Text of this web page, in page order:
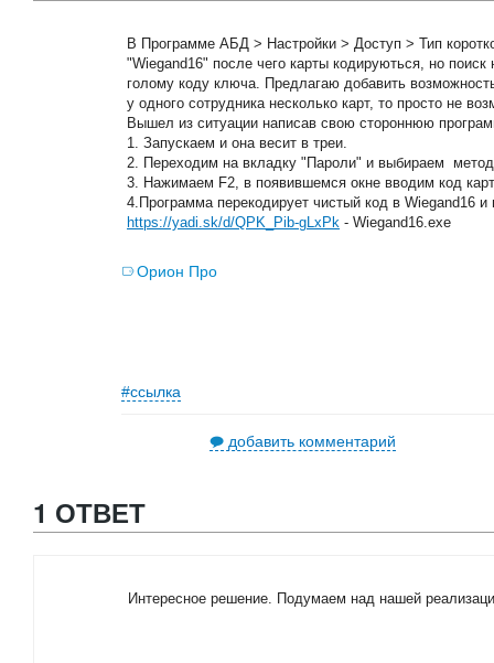
В Программе АБД > Настройки > Доступ > Тип
"Wiegand16" после чего карты кодируються, но
голому коду ключа. Предлагаю добавить
у одного сотрудника несколько карт, то просто не
Вышел из ситуации написав свою стороннюю
1. Запускаем и она весит в треи.
2. Переходим на вкладку "Пароли" и выбираем
3. Нажимаем F2, в появившемся окне вводим код
4.Программа перекодирует чистый код в Wiegand16 и
https://yadi.sk/d/QPK_Pib-gLxPk - Wiegand16.exe
Орион Про
#ссылка
добавить комментарий
1 ОТВЕТ
Интересное решение. Подумаем над нашей